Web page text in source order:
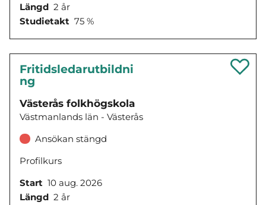
Längd 2 år
Studietakt 75 %
Fritidsledarutbildni
ng
Västerås folkhögskola
Västmanlands län - Västerås
Ansökan stängd
Profilkurs
Start 10 aug. 2026
Längd 2 år